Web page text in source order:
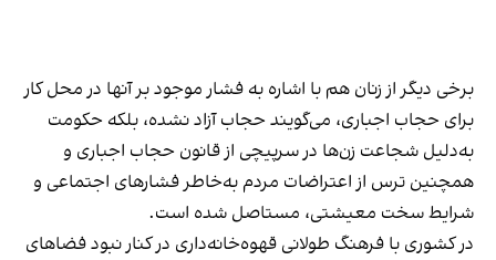
برخی دیگر از زنان هم با اشاره به فشار موجود بر آنها در محل کار
برای حجاب اجباری، می‌گویند حجاب آزاد نشده، بلکه حکومت
به‌دلیل شجاعت زن‌ها در سرپیچی از قانون حجاب اجباری و
همچنین ترس از اعتراضات مردم به‌خاطر فشارهای اجتماعی و
شرایط سخت معیشتی، مستاصل شده است.
در کشوری با فرهنگ طولانی قهوه‌‌خانه‌داری در کنار نبود فضاهای